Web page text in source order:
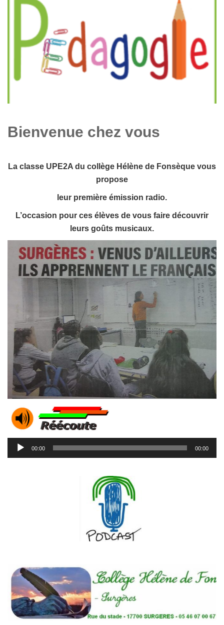
Bienvenue chez vous
La classe UPE2A du collège Hélène de Fonsèque vous
propose
leur première émission radio.
L’occasion pour ces élèves de vous faire découvrir
leurs goûts musicaux.
Lecteur
audio
00:00 00:00